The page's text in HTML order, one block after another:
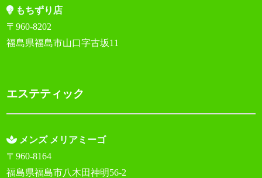
もちずり店
〒960-8202
福島県福島市山口字古坂11
エステティック
メンズ メリアミーゴ
〒960-8164
福島県福島市八木田神明56-2